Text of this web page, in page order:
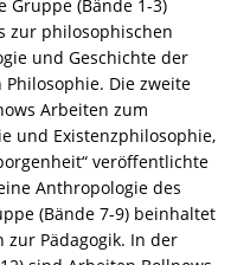
Gruppe (Bände 1-3)
zur philosophischen
und Geschichte der
Die zweite
Arbeiten zum
und Existenzphilosophie,
veröffentlichte
Anthropologie des
(Bände 7-9) beinhaltet
zur Pädagogik. In der